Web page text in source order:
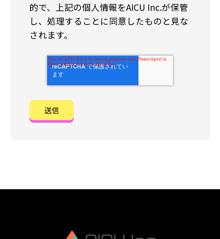
的で、上記の個人情報をAICU Inc.が保管
し、処理することに同意したものと見な
されます。